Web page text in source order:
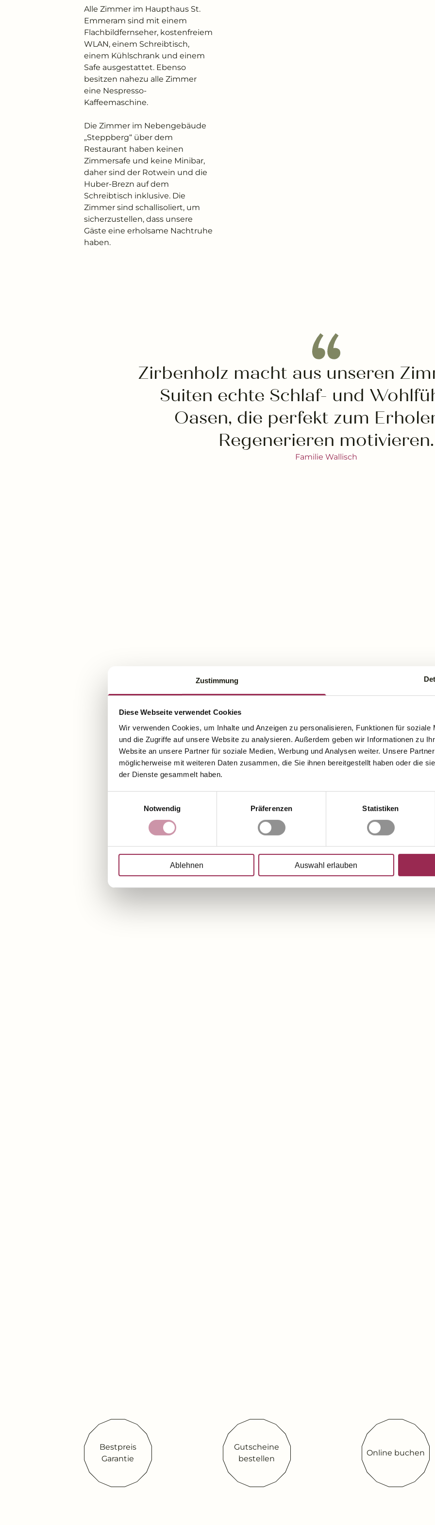
Zustimmung
Diese Webseite verwendet Cookies
Wir verwenden Cookies, um Inhalte und Anzeigen zu personalisieren, Funktionen für soziale
und die Zugriffe auf unsere Website zu analysieren. Außerdem geben wir Informationen zu
Website an unsere Partner für soziale Medien, Werbung und Analysen weiter. Unsere
möglicherweise mit weiteren Daten zusammen, die Sie ihnen bereitgestellt haben oder die
der Dienste gesammelt haben.
Notwendig
Präferenzen Statistiken
Ablehnen Auswahl erlauben
------
Alle Zimmer im Haupthaus St.
Emmeram sind mit einem
Flachbildfernseher, kostenfreiem
WLAN, einem Schreibtisch,
einem Kühlschrank und einem
Safe ausgestattet. Ebenso
besitzen nahezu alle Zimmer
eine Nespresso-
Kaffeemaschine.
Die Zimmer im Nebengebäude
„Steppberg“ über dem
Restaurant haben keinen
Zimmersafe und keine Minibar,
daher sind der Rotwein und die
Huber-Brezn auf dem
Schreibtisch inklusive. Die
Zimmer sind schallisoliert, um
sicherzustellen, dass unsere
Gäste eine erholsame Nachtruhe
haben.
Zirbenholz macht aus unseren
Suiten echte Schlaf- und
Oasen, die perfekt zum
Regenerieren motivieren.
Familie Wallisch
Bestpreis
Garantie
Gutscheine
bestellen
Online buchen